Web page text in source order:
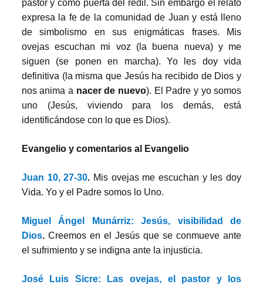
pastor y como puerta del redil. Sin embargo el relato
expresa la fe de la comunidad de Juan y está lleno
de simbolismo en sus enigmáticas frases. Mis
ovejas escuchan mi voz (la buena nueva) y me
siguen (se ponen en marcha). Yo les doy vida
definitiva (la misma que Jesús ha recibido de Dios y
nos anima a nacer de nuevo). El Padre y yo somos
uno (Jesús, viviendo para los demás, está
identificándose con lo que es Dios).
Evangelio y comentarios al Evangelio
Juan 10, 27-30. Mis ovejas me escuchan y les doy
Vida. Yo y el Padre somos lo Uno.
Miguel Ángel Munárriz: Jesús, visibilidad de
Dios. Creemos en el Jesús que se conmueve ante
el sufrimiento y se indigna ante la injusticia.
José Luis Sicre: Las ovejas, el pastor y los